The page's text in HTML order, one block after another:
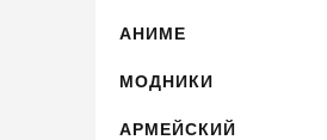
АНИМЕ
МОДНИКИ
АРМЕЙСКИЙ